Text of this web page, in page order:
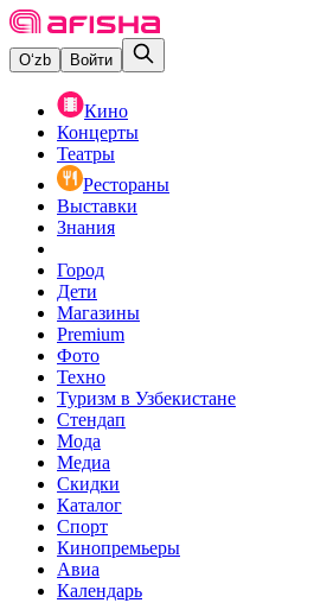
O‘zb Войти
Кино
Концерты
Театры
Рестораны
Выставки
Знания
Город
Дети
Магазины
Premium
Фото
Техно
Туризм в Узбекистане
Стендап
Мода
Медиа
Скидки
Каталог
Спорт
Кинопремьеры
Авиа
Календарь